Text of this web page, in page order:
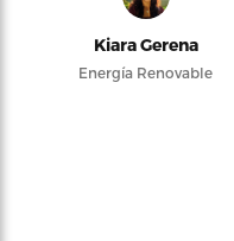
Kiara Gerena
Energía Renovable